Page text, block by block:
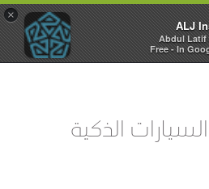
×
ALJ
Abdul Latif
Free - In
Toggle
navigation
الذكية